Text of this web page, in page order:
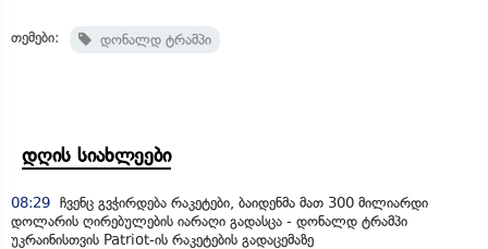
თემები: დონალდ ტრამპი
დღის სიახლეები
08:29 ჩვენც გვჭირდება რაკეტები, ბაიდენმა მათ 300 მილიარდი
დოლარის ღირებულების იარაღი გადასცა - დონალდ ტრამპი
უკრაინისთვის Patriot-ის რაკეტების გადაცემაზე